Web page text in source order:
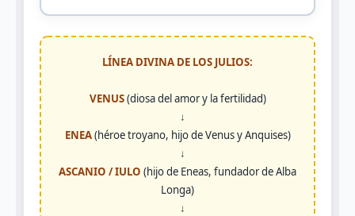
LÍNEA DIVINA DE LOS JULIOS:
VENUS(diosa del amor y la fertilidad)
↓
ENEA(héroe troyano, hijo de Venus y Anquises)
↓
ASCANIO / IULO (hijo de Eneas, fundador de Alba
Longa)
↓